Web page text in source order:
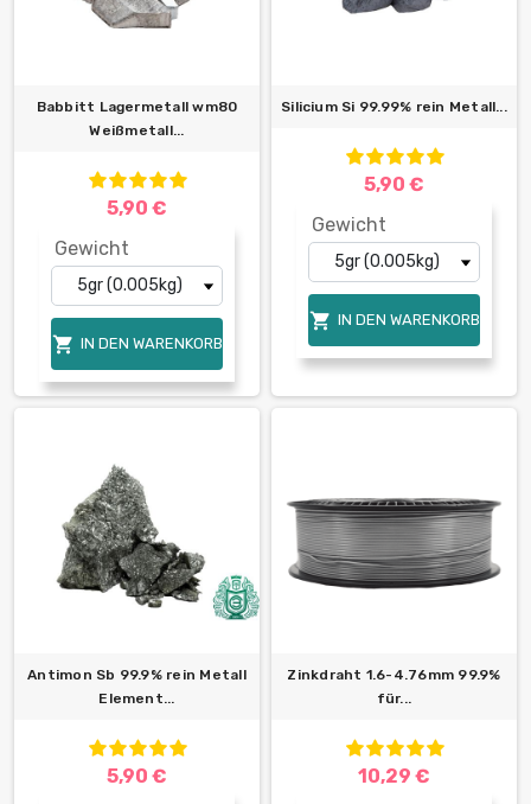
Babbitt Lagermetall wm80
Weißmetall...
5,90 €
Gewicht
 IN DEN WARENKORB
Silicium Si 99.99% rein Metall...
5,90 €
Gewicht
 IN DEN WARENKORB
Antimon Sb 99.9% rein Metall
Element...
5,90 €
Zinkdraht 1.6-4.76mm 99.9%
für...
10,29 €